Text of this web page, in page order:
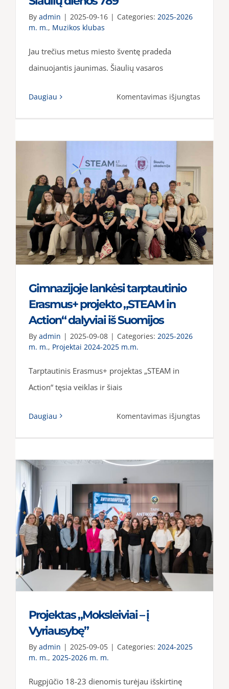
By admin | 2025-09-16 | Categories: 2025-2026
m. m., Muzikos klubas
Jau trečius metus miesto šventę pradeda
dainuojantis jaunimas. Šiaulių vasaros
Daugiau Komentavimas išjungtas
Gimnazijoje lankėsi tarptautinio
Erasmus+ projekto „STEAM in
Action“ dalyviai iš Suomijos
By admin | 2025-09-08 | Categories: 2025-2026
m. m., Projektai 2024-2025 m.m.
Tarptautinis Erasmus+ projektas „STEAM in
Action“ tęsia veiklas ir šiais
Daugiau Komentavimas išjungtas
„STEAM
in
Action“
dalyviai
Projektas „Moksleiviai – į
Vyriausybę”
By admin | 2025-09-05 | Categories: 2024-2025
m. m., 2025-2026 m. m.
Rugpjūčio 18-23 dienomis turėjau išskirtinę